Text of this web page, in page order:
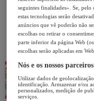
seguintes finalidades». Se,
estas tecnologias serão
anúncios que vê poderão não
escolhas ou retirar o
parte inferior da página Web
escolhas serão aplicadas em
Nós e os nossos
Utilizar dados de
identificação. Armazenar e/ou
personalizados, medição de
serviços.